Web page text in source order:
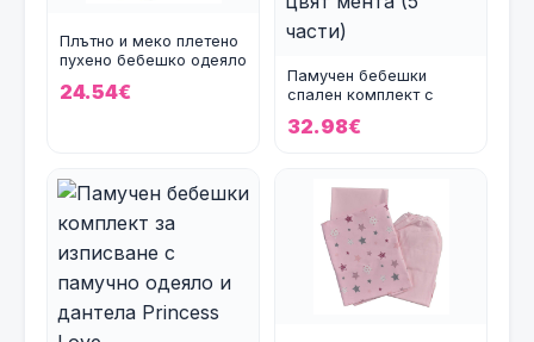
Плътно и меко плетено
пухено бебешко одеяло
24.54€
Памучен бебешки
спален комплект с
Цветни Б
32.98€